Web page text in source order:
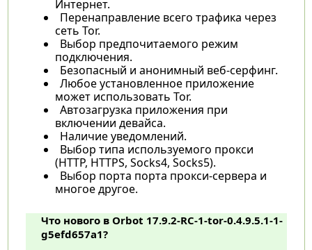
Интернет.
Перенаправление всего трафика через
сеть Tor.
Выбор предпочитаемого режим
подключения.
Безопасный и анонимный веб-серфинг.
Любое установленное приложение
может использовать Tor.
Автозагрузка приложения при
включении девайса.
Наличие уведомлений.
Выбор типа используемого прокси
(HTTP, HTTPS, Socks4, Socks5).
Выбор порта порта прокси-сервера и
многое другое.
Что нового в Orbot 17.9.2-RC-1-tor-0.4.9.5.1-1-
g5efd657a1?